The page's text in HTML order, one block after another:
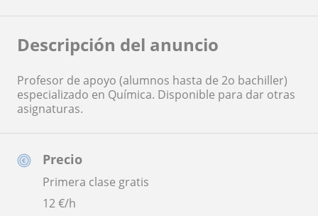
Precio
Primera clase gratis
12€/h
Descripción del anuncio
Profesor de apoyo (alumnos hasta de 2o bachiller)
especializado en Química. Disponible para dar otras
asignaturas.